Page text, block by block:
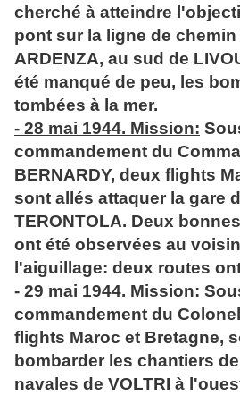
cherché à atteindre
pont sur la ligne de
ARDENZA, au sud de
été manqué de peu, les
tombées à la mer.
- 28 mai 1944. Mission:
commandement du
BERNARDY, deux flights
sont allés attaquer la gare
TERONTOLA. Deux
ont été observées au
l'aiguillage: deux routes
- 29 mai 1944. Mission:
commandement du
flights Maroc et Bretagne,
bombarder les chantiers
navales de VOLTRI à